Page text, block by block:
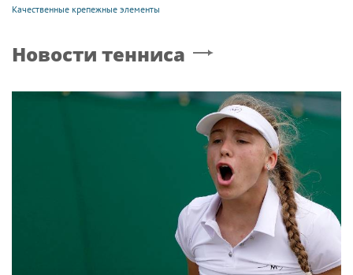
Качественные крепежные элементы
Новости тенниса